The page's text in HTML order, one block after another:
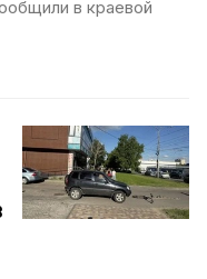
в краевой